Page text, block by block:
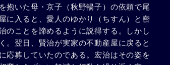
抱いた母・京子（秋野暢子）の依頼で尾
に入ると、愛人のゆかり（ちすん）と密
のことを諦めるように説得する。しかし
。翌日、賢治が実家の不動産屋に戻ると
応募していたのである。宏治はその姿を